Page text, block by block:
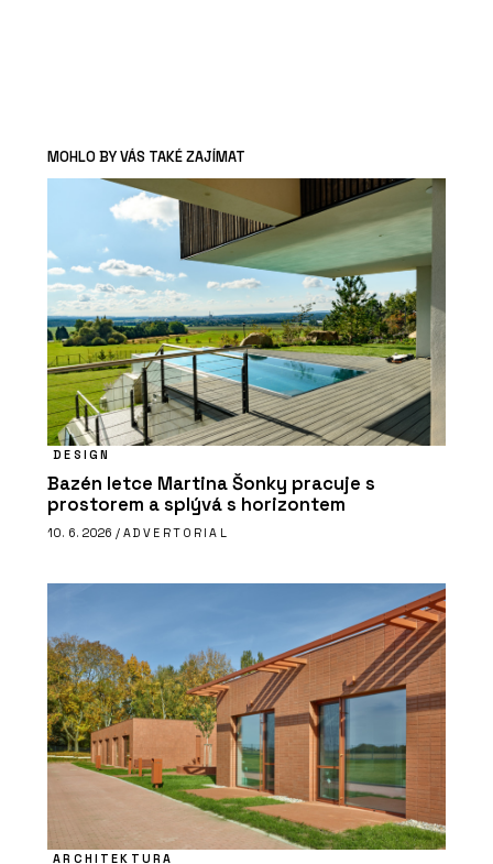
MOHLO BY VÁS TAKÉ ZAJÍMAT
DESIGN
Bazén letce Martina Šonky pracuje s
prostorem a splývá s horizontem
10. 6. 2026 / ADVERTORIAL
ARCHITEKTURA